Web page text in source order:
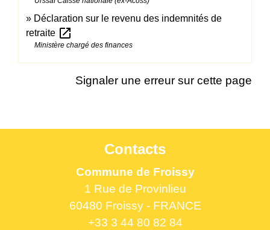
Déclaration sur le revenu des indemnités de
retraite open_in_new
Ministère chargé des finances
Signaler une erreur sur cette page
Contacts
Commune de Froissy
1 Rue de Provinlieu
60480 Froissy - FRANCE
+33 3 44 80 82 84